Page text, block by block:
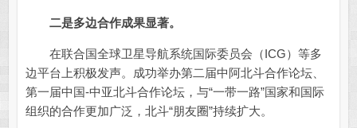
二是多边合作成果显著。
在联合国全球卫星导航系统国际委员会（ICG）等多
边平台上积极发声。成功举办第二届中阿北斗合作论坛、
第一届中国-中亚北斗合作论坛，与“一带一路”国家和国际
组织的合作更加广泛，北斗“朋友圈”持续扩大。